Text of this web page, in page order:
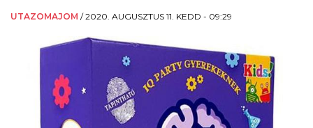
UTAZOMAJOM /2020. AUGUSZTUS 11. KEDD - 09:29